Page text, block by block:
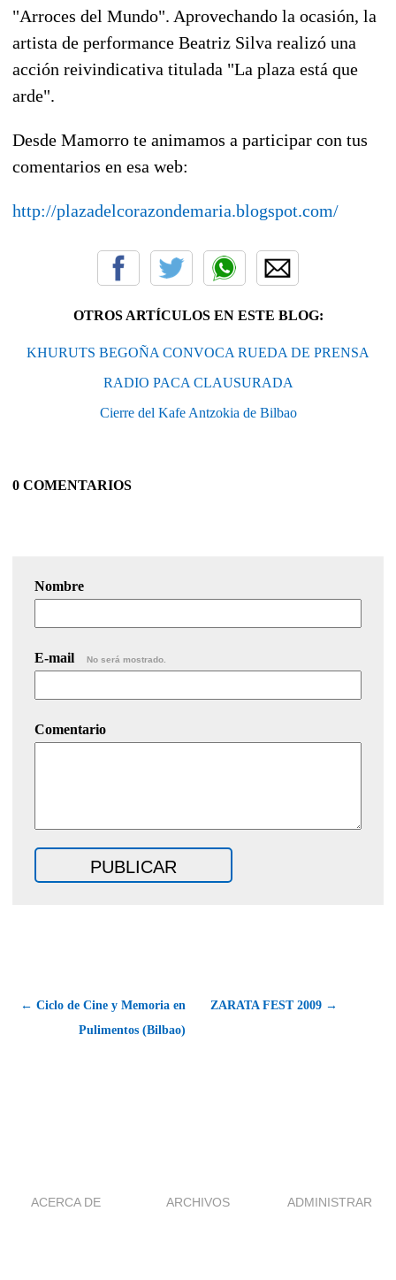
"Arroces del Mundo". Aprovechando la ocasión, la
artista de performance Beatriz Silva realizó una
acción reivindicativa titulada "La plaza está que
arde".
Desde Mamorro te animamos a participar con tus
comentarios en esa web:
http://plazadelcorazondemaria.blogspot.com/
OTROS ARTÍCULOS EN ESTE BLOG:
KHURUTS BEGOÑA CONVOCA RUEDA DE PRENSA
RADIO PACA CLAUSURADA
Cierre del Kafe Antzokia de Bilbao
0 COMENTARIOS
Nombre
E-mail No será mostrado.
Comentario
← Ciclo de Cine y Memoria en
Pulimentos (Bilbao)
ZARATA FEST 2009 →
ACERCA DE ARCHIVOS ADMINISTRAR